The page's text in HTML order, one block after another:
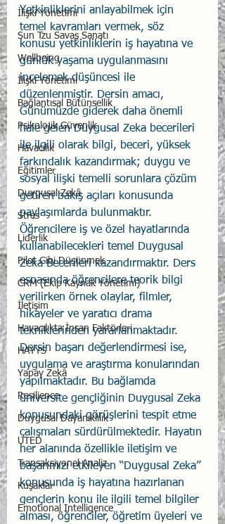
İlişki Yönetimi
Sun Tzu Savaş Sanatı
Wellbeing
İlişki Yönetimi
Bağlantısal Bütünsellik
Psikolojik Güvenlik
Havacılık
Eğitimler
Duygusal Zekâ
Stres
Liderlik
Pilot Gibi Düşünmek
CRM (Ekip Kaynak Yönetimi)
İletişim
Havacılıkta İnsan Faktörleri
HAYYS
Yapay Zekâ
Resilience
Duygusal Dayanıklılık
UTED
Transaksiyonel Analiz
Kuşaklar
Emotional Intelligence
Yetkinliklerini anlayabilmek için
temel kavramları vermek, söz
konusu yetkinliklerin iş hayatına ve
günlük yaşama uygulanmasını
incelemek düşüncesi ile
düzenlenmiştir. Dersin amacı,
Günümüzde giderek daha önemli
hale gelen Duygusal Zeka becerileri
ile ilgili olarak bilgi, beceri, yüksek
farkındalık kazandırmak; duygu ve
sosyal ilişki temelli sorunlara çözüm
getiren bakış açıları konusunda
paylaşımlarda bulunmaktır.
Öğrencilere iş ve özel hayatlarında
kullanabilecekleri temel Duygusal
Zeka Becerileri kazandırmaktır. Ders
esnasında öğrencilere teorik bilgi
verilirken örnek olaylar, filmler,
hikayeler ve yaratıcı drama
tekniklerinden yararlanmaktadır.
Dersin başarı değerlendirmesi ise,
uygulama ve araştırma konularından
yapılmaktadır. Bu bağlamda
üniversite gençliğinin Duygusal Zeka
konusundaki görüşlerini tespit etme
çalışmaları sürdürülmektedir. Hayatın
her alanında özellikle iletişim ve
başarımızı etkileyen “Duygusal Zeka”
konusunda iş hayatına hazırlanan
gençlerin konu ile ilgili temel bilgiler
alması, öğrenciler, öğretim üyeleri ve